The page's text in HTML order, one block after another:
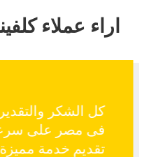
اراء عملاء
سعيدة جداا
كلفينيتور فى مصر
الافضل وكل الشكر